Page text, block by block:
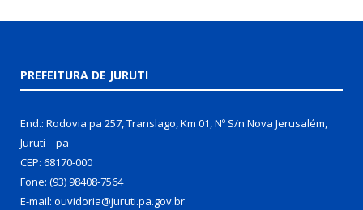
PREFEITURA DE JURUTI
End.: Rodovia pa 257, Translago, Km 01, Nº S/n Nova Jerusalém,
Juruti – pa
CEP: 68170-000
Fone: (93) 98408-7564
E-mail: ouvidoria@juruti.pa.gov.br